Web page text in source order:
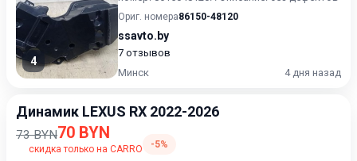
4
Ориг. номера86150-48120
ssavto.by
7 отзывов
Минск
4 дня назад
Динамик LEXUS RX 2022-2026
73 BYN70 BYN
скидка только на CARRO -5%